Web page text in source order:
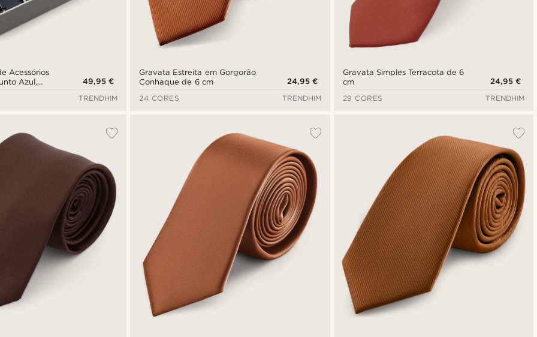
Acessórios
Azul,
49,95 €
TRENDHIM
Gravata Estreita em Gorgorão
Conhaque de 6 cm
24,95 €
24 CORES
TRENDHIM
Gravata Simples Terracota de 6
cm
24,95 €
29 CORES
TRENDHIM